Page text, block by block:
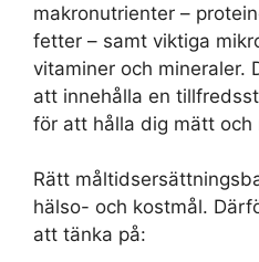
makronutrienter –
fetter – samt viktiga
vitaminer och mineraler.
att innehålla en
för att hålla dig mätt och
Rätt
hälso- och kostmål.
att tänka på: